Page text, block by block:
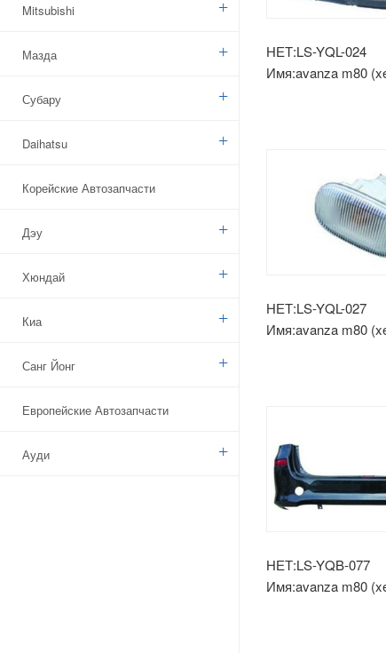
Mitsubishi
Мазда
Субару
Daihatsu
Корейские Автозапчасти
Дэу
Хюндай
Киа
Санг Йонг
Европейские Автозапчасти
Ауди
НЕТ:LS-YQL-024
Имя:avanza m80
НЕТ:LS-YQL-027
Имя:avanza m80
НЕТ:LS-YQB-077
Имя:avanza m80